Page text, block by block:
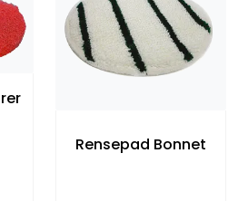
Rensepad Bonnet